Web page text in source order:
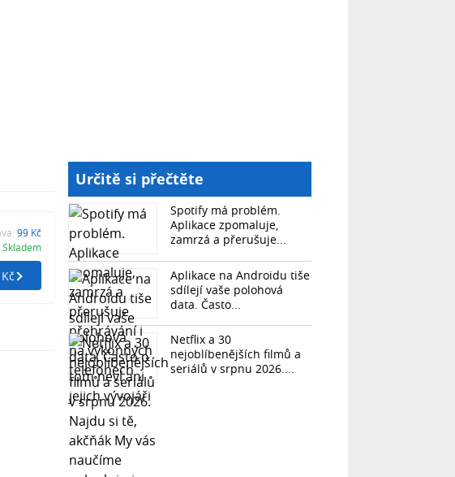
99 Kč
Skladem
Určitě si přečtěte
Spotify má problém.
Aplikace zpomaluje,
zamrzá a přerušuje...
Aplikace na Androidu tiše
sdílejí vaše polohová
data. Často...
Netflix a 30
nejoblíbenějších filmů a
seriálů v srpnu 2026....